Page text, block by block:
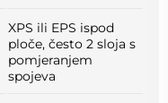
XPS ili EPS ispod
ploče, često 2 sloja s
pomjeranjem
spojeva